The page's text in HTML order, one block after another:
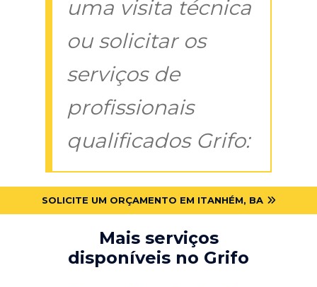
uma visita técnica
ou solicitar os
serviços de
profissionais
qualificados Grifo:
SOLICITE UM ORÇAMENTO EM ITANHÉM, BA
Mais serviços
disponíveis no Grifo